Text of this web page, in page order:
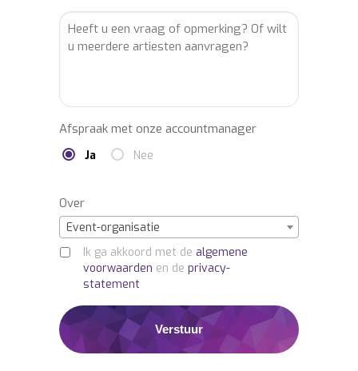
Afspraak met onze accountmanager
Ja Nee
Over
Event-organisatie
Ik ga akkoord met de algemene
voorwaarden en de privacy-
statement